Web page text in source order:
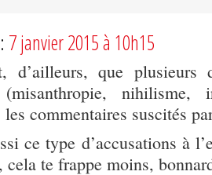
7 janvier 2015 à 10h15
d’ailleurs, que plusieurs
(misanthropie, nihilisme,
commentaires suscités
ce type d’accusations à
te frappe moins,